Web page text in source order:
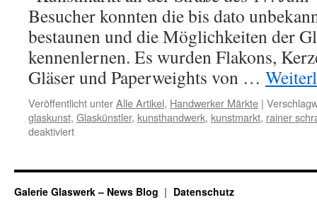
Besucher konnten die bis dato
bestaunen und die Möglichkeiten der
kennenlernen. Es wurden Flakons,
Gläser und Paperweights von …
Veröffentlicht unterAlle Artikel, Handwerker Märkte |
glaskunst, Glaskünstler, kunsthandwerk, kunstmarkt, rainer
deaktiviertfür
des
17.
Galerie Glaswerk – News Blog Datenschutz